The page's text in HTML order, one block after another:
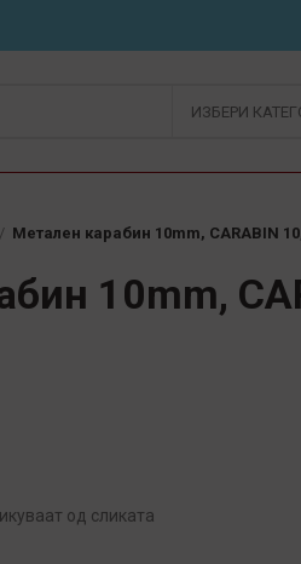
ИЗБЕРИ
Метален карабин 10mm, CARABIN
10mm,
од сликата